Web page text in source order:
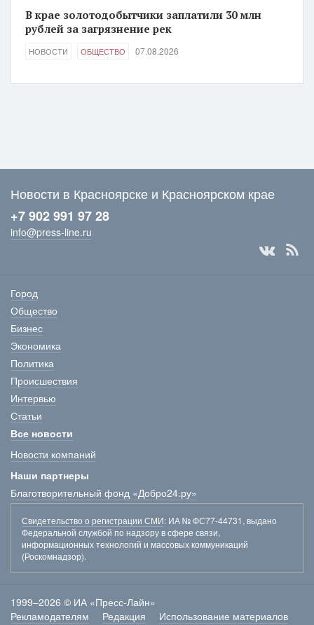
В крае золотодобытчики заплатили 30 млн
рублей за загрязнение рек
НОВОСТИ ОБЩЕСТВО 07.08.2026
Новости в Красноярске и Красноярском крае
+7 902 991 97 28
info@press-line.ru
Город
Общество
Бизнес
Экономика
Политика
Происшествия
Интервью
Статьи
Все новости
Новости компаний
Наши партнеры
Благотворительный фонд «Добро24.ру»
Свидетельство о регистрации СМИ: ИА № ФС77-44731, выдано
Федеральной службой по надзору в сфере связи,
информационных технологий и массовых коммуникаций
(Роскомнадзор).
1999–2026 © ИА «Пресс-Лайн»
Рекламодателям
Редакция
Использование материалов